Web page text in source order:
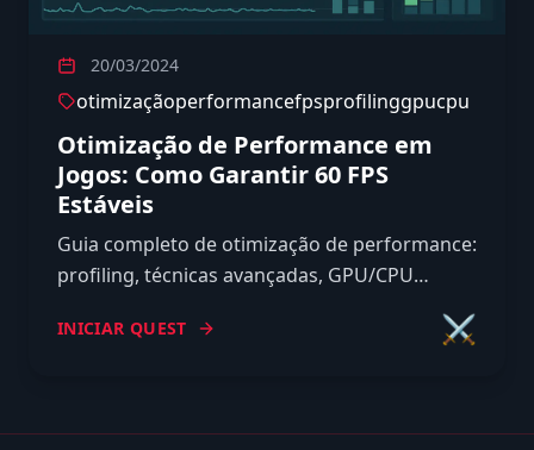
20/03/2024
otimizaçãoperformancefpsprofilinggpucpu
Otimização de Performance em
Jogos: Como Garantir 60 FPS
Estáveis
Guia completo de otimização de performance:
profiling, técnicas avançadas, GPU/CPU
FPS
INICIAR QUEST ⚔️